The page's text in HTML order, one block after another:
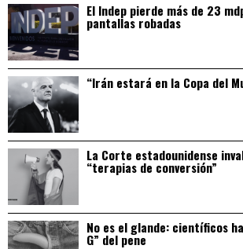
El Indep pierde más de 23
pantallas robadas
“Irán estará en la Copa del
La Corte estadounidense
“terapias de conversión”
No es el glande: científicos
G” del pene